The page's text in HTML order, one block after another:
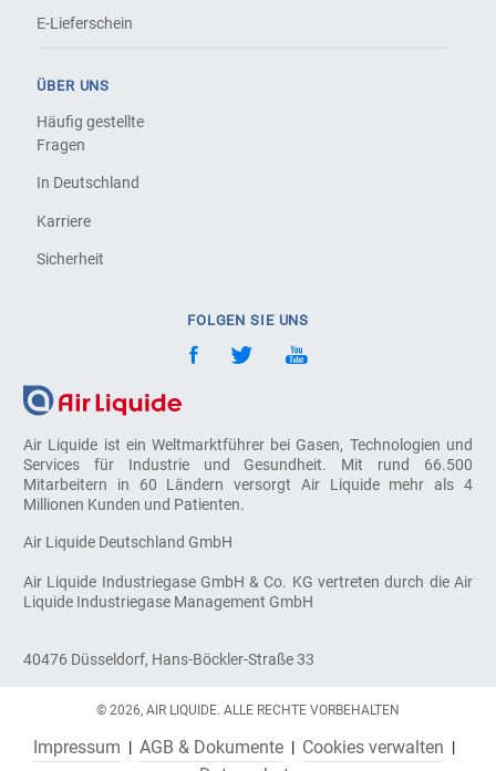
Air Liquide ist ein Weltmarktführer bei Gasen, Technologien und
Services für Industrie und Gesundheit. Mit rund 66.500
Mitarbeitern in 60 Ländern versorgt Air Liquide mehr als 4
Millionen Kunden und Patienten.
Air Liquide Deutschland GmbH
Air Liquide Industriegase GmbH & Co. KG vertreten durch die Air
Liquide Industriegase Management GmbH
40476 Düsseldorf, Hans-Böckler-Straße 33
E-Lieferschein
ÜBER UNS
Häufig gestellte
Fragen
In Deutschland
Karriere
Sicherheit
FOLGEN SIE UNS
© 2026, AIR LIQUIDE. ALLE RECHTE VORBEHALTEN
Impressum AGB & Dokumente
Cookies verwalten